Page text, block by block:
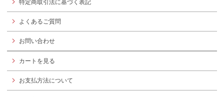
特定商取引法に基づく表記
よくあるご質問
お問い合わせ
カートを見る
お支払方法について